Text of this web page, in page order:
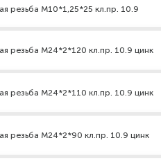
резьба М10*1,25*25 кл.пр. 10.9
резьба M24*2*120 кл.пр. 10.9 цинк
резьба M24*2*110 кл.пр. 10.9 цинк
резьба M24*2*90 кл.пр. 10.9 цинк